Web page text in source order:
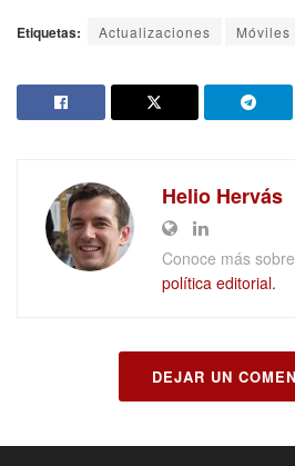
Etiquetas: Actualizaciones Móviles
Helio Hervás
Conoce más sobre
política editorial.
DEJAR UN